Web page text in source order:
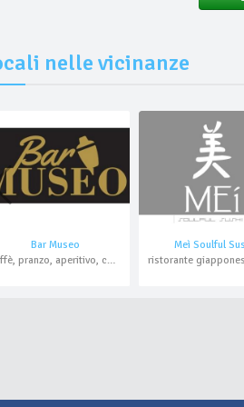
nelle vicinanze
Bar Museo
caffè, pranzo, aperitivo, cocktail bar
Meì Soulful